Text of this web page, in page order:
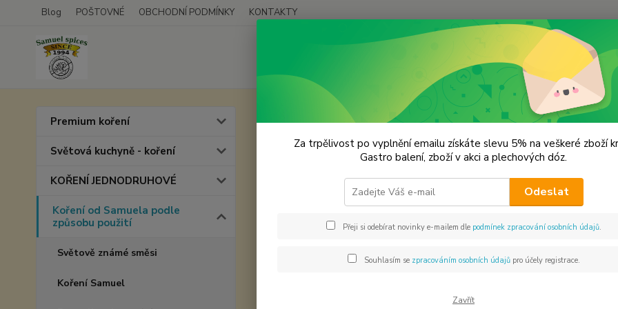
Blog POŠTOVNÉ OBCHODNÍ PODMÍNKY KONTAKTY
Premium koření
Světová kuchyně - koření
KOŘENÍ JEDNODRUHOVÉ
Koření od Samuela podle
způsobu použití
Světově známé směsi
Koření Samuel
Koření od Samuela podle způsobu použití Čertovská zelenina
Čertovská zelenina
Za trpělivost po vyplnění emailu získáte slevu 5% na veškeré zboží
Gastro balení, zboží v akci a plechových dóz.
Odeslat
Přeji si odebírat novinky e-mailem dle podmínek zpracování osobních údajů.
Souhlasím se zpracováním osobních údajůpro účely registrace.
Zavřít